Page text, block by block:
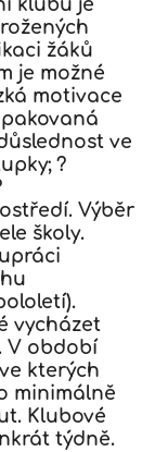
klubu je
žáků
je možné
motivace
ve
?
Výběr
školy.
vycházet
V období
kterých
minimálně
Klubové
týdně.